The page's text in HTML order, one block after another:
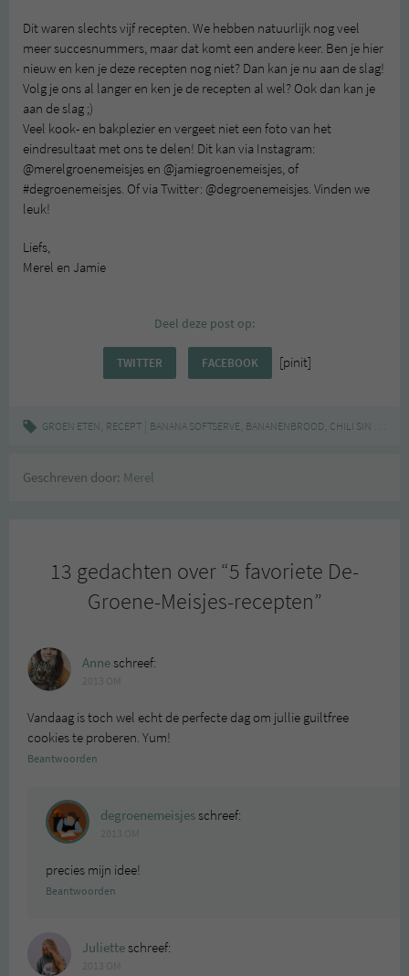
Dit waren slechts vijf recepten. We hebben natuurlijk nog veel
meer succesnummers, maar dat komt een andere keer. Ben je hier
nieuw en ken je deze recepten nog niet? Dan kan je nu aan de slag!
Volg je ons al langer en ken je de recepten al wel? Ook dan kan je
aan de slag ;)
Veel kook- en bakplezier en vergeet niet een foto van het
eindresultaat met ons te delen! Dit kan via Instagram:
@merelgroenemeisjes en @jamiegroenemeisjes, of
#degroenemeisjes. Of via Twitter: @degroenemeisjes. Vinden we
leuk!
Liefs,
Merel en Jamie
Deel deze post op:
TWITTER FACEBOOK [pinit]
GROEN ETEN, RECEPT BANANA SOFTSERVE, BANANENBROOD, CHILI SIN CARNE
Geschreven door: Merel
13 gedachten over “5 favoriete De-
Groene-Meisjes-recepten”
Anneschreef:
Vandaag is toch wel echt de perfecte dag om jullie guiltfree
cookies te proberen. Yum!
Beantwoorden
degroenemeisjesschreef:
precies mijn idee!
Beantwoorden
Julietteschreef: